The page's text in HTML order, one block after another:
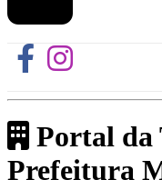
Portal da
Prefeitura